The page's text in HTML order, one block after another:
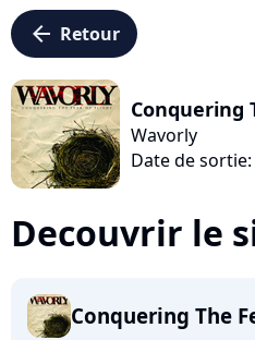
arrow_left Retour
Conquering
Wavorly
Date de
Decouvrir le
Conquering The